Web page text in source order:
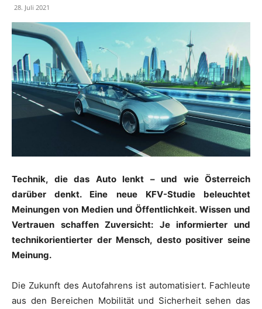
28. Juli 2021
Technik, die das Auto lenkt – und wie Österreich
darüber denkt. Eine neue KFV-Studie beleuchtet
Meinungen von Medien und Öffentlichkeit. Wissen und
Vertrauen schaffen Zuversicht: Je informierter und
technikorientierter der Mensch, desto positiver seine
Meinung.
Die Zukunft des Autofahrens ist automatisiert. Fachleute
aus den Bereichen Mobilität und Sicherheit sehen das